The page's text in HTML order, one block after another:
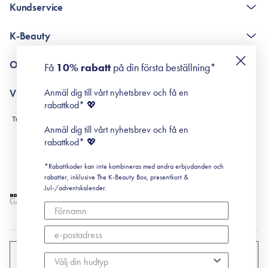
Kundservice
Poängshop - frågor och svar
K-Beauty
Retinol för nybörjare
Om Surisuri
Black Friday
Villkor
Leverans & Retur
Köpvillkor
Prenumerationsvillkor
Cookiepolicy
SVERIGE
Få 10% rabattpå din första beställning*
Anmäl dig till vårt nyhetsbrev och få en
rabattkod* 💖
Anmäl dig till vårt nyhetsbrev och få en
rabattkod* 💖
*Rabattkoder kan inte kombineras med andra erbjudanden och
rabatter, inklusive The K-Beauty Box, presentkort &
Jul-/adventskalender.